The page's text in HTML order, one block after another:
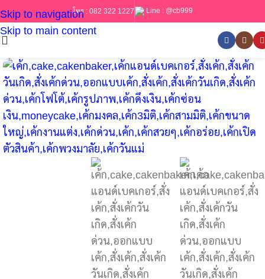
Skip to navigation
Skip to main content
โทร : 082 322 1227 Line : @cb999